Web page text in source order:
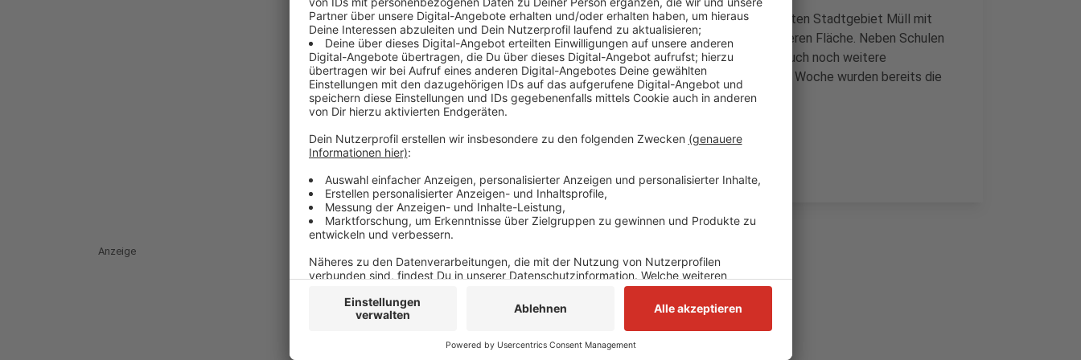
Wie die Stadtbetriebe mitteilt, können dabei Freiwillige im gesamten Stadtgebiet Müll mit
aufsammeln - egal, ob im Wald, auf der Straße oder auf einer anderen Fläche. Neben Schulen
und Kitas nehmen auch private Gruppen daran teil, heißt es. Und auch noch weitere
Interessierte können sich für den Frühjahrsputz anmelden. Letzte Woche wurden bereits die
Städte Dormagen und Korschenbroich von Müll befreit.
Anzeige